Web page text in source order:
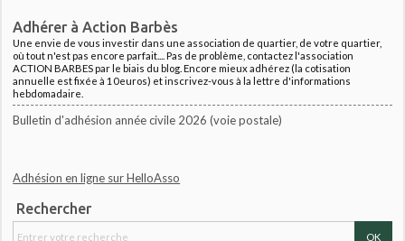
Adhérer à Action Barbès
Une envie de vous investir dans une association de quartier, de votre quartier,
où tout n'est pas encore parfait.... Pas de problème, contactez l'association
ACTION BARBES par le biais du blog. Encore mieux adhérez (la cotisation
annuelle est fixée à 10euros) et inscrivez-vous à la lettre d'informations
hebdomadaire.
Bulletin d'adhésion année civile 2026 (voie postale)
Adhésion en ligne sur HelloAsso
Rechercher